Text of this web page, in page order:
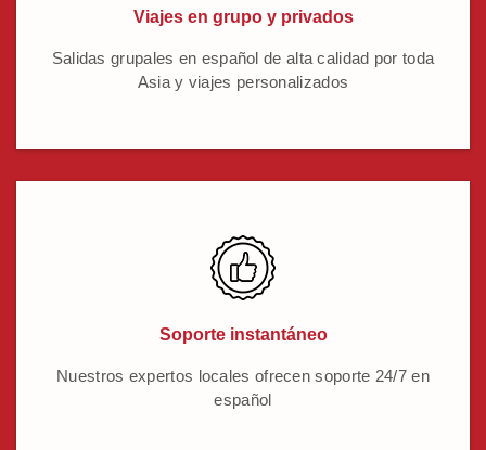
Viajes en grupo y privados
Salidas grupales en español de alta calidad por toda
Asia y viajes personalizados
Soporte instantáneo
Nuestros expertos locales ofrecen soporte 24/7 en
español